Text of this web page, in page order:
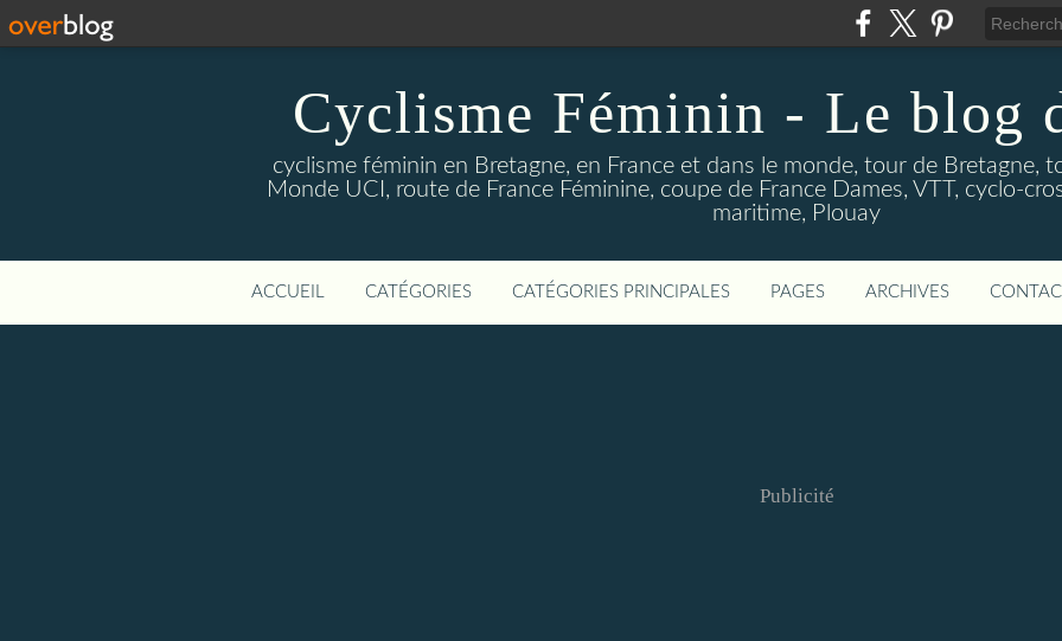
Cyclisme Féminin - Le blog
cyclisme féminin en Bretagne, en France et dans le monde, tour de Bretagne,
Monde UCI, route de France Féminine, coupe de France Dames, VTT, cyclo-
maritime, Plouay
ACCUEIL CATÉGORIES CATÉGORIES PRINCIPALES PAGES ARCHIVES
Publicité